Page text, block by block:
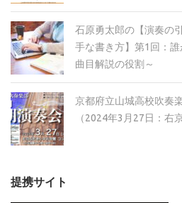
石原勇太郎の【演奏の
手な書き方】第1回：
曲目解説の役割～
京都府立山城高校吹奏
（2024年3月27日：右
提携サイト